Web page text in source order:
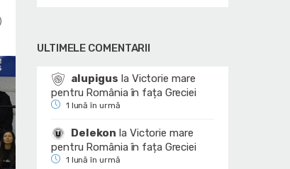
ULTIMELE COMENTARII
alupigus la Victorie mare
pentru România în fața Greciei
1 lună în urmă
Delekon la Victorie mare
pentru România în fața Greciei
1 lună în urmă